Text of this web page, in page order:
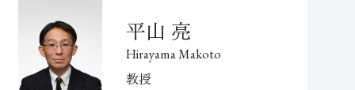
平山 亮
Hirayama Makoto
教授